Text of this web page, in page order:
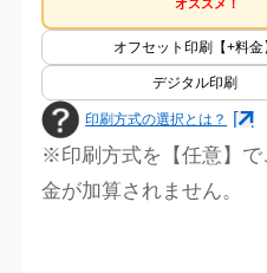
オススメ！
オフセット印刷【+料金
デジタル印刷
印刷方式の選択とは？
※印刷方式を【任意】で
金が加算されません。